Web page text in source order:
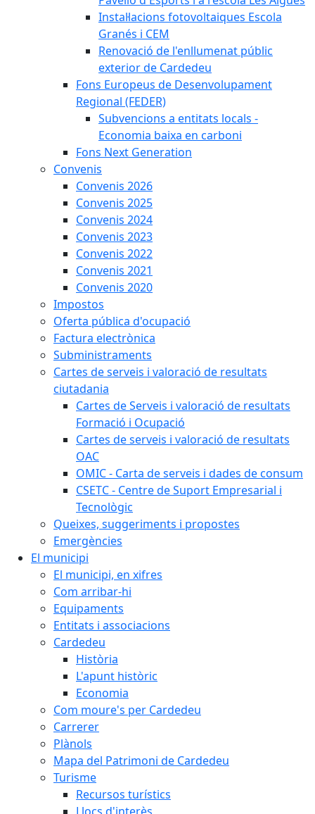
Instal·lacions fotovoltaiques Escola
Granés i CEM
Renovació de l'enllumenat públic
exterior de Cardedeu
Fons Europeus de Desenvolupament
Regional (FEDER)
Subvencions a entitats locals -
Economia baixa en carboni
Fons Next Generation
Convenis
Convenis 2026
Convenis 2025
Convenis 2024
Convenis 2023
Convenis 2022
Convenis 2021
Convenis 2020
Impostos
Oferta pública d'ocupació
Factura electrònica
Subministraments
Cartes de serveis i valoració de resultats
ciutadania
Cartes de Serveis i valoració de resultats
Formació i Ocupació
Cartes de serveis i valoració de resultats
OAC
OMIC - Carta de serveis i dades de consum
CSETC - Centre de Suport Empresarial i
Tecnològic
Queixes, suggeriments i propostes
Emergències
El municipi
El municipi, en xifres
Com arribar-hi
Equipaments
Entitats i associacions
Cardedeu
Història
L'apunt històric
Economia
Com moure's per Cardedeu
Carrerer
Plànols
Mapa del Patrimoni de Cardedeu
Turisme
Recursos turístics